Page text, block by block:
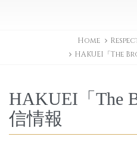
Home
HAKUEI「The
HAKUEI「The
信情報